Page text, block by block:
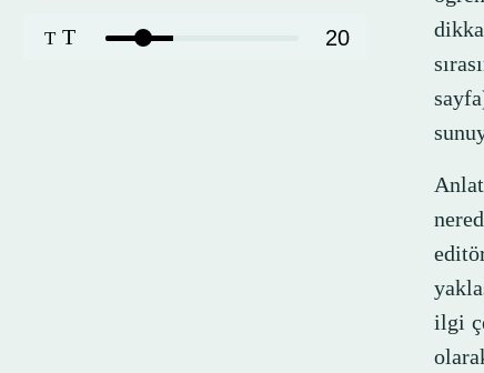
T T 20
ilgi